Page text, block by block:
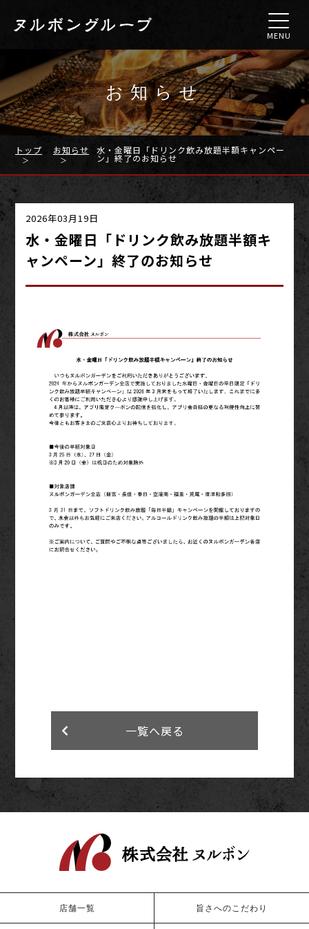
MENU
お知らせ
トップ お知らせ 水・金曜日「ドリンク飲み放題半額キャンペー
ン」終了のお知らせ
2026年03月19日
水・金曜日「ドリンク飲み放題半額キ
ャンペーン」終了のお知らせ
一覧へ戻る
店舗一覧 旨さへのこだわり